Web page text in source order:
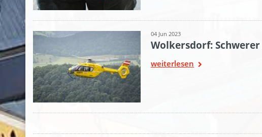
04 Jun 2023
Wolkersdorf:
weiterlesen